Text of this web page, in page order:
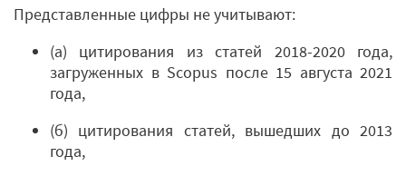
Представленные цифры не учитывают:
(а) цитирования из статей 2018-2020 года,
загруженных в Scopus после 15 августа 2021
года,
(б) цитирования статей, вышедших до 2013
года,